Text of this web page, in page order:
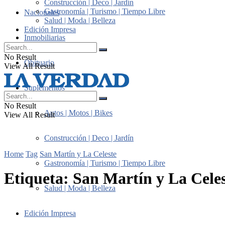
Nacionales
Inmobiliarias
Obituario
Suplementos
Autos | Motos | Bikes
Construcción | Deco | Jardín
Gastronomía | Turismo | Tiempo Libre
Salud | Moda | Belleza
Edición Impresa
Construcción | Deco | Jardín
Gastronomía | Turismo | Tiempo Libre
Salud | Moda | Belleza
Edición Impresa
No Result
View All Result
No Result
View All Result
Home Tag San Martín y La Celeste
Etiqueta: San Martín y La